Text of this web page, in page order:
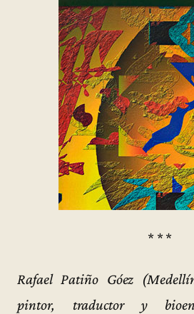
* * *
Rafael Patiño Góez
pintor, traductor y